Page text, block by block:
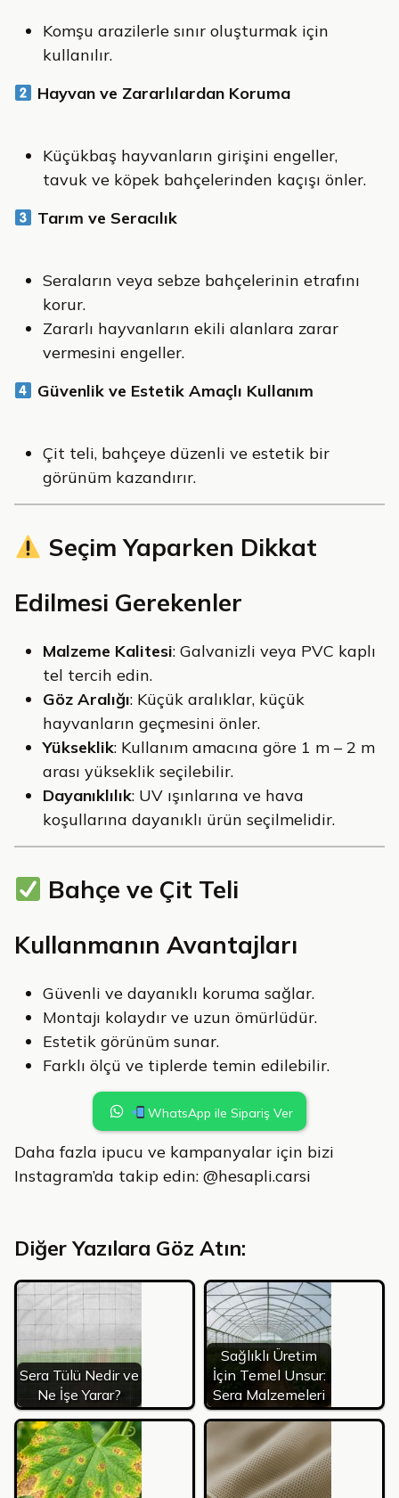
Komşu arazilerle sınır oluşturmak için
kullanılır.
Hayvan ve Zararlılardan Koruma
Küçükbaş hayvanların girişini engeller,
tavuk ve köpek bahçelerinden kaçışı önler.
Tarım ve Seracılık
Seraların veya sebze bahçelerinin etrafını
korur.
Zararlı hayvanların ekili alanlara zarar
vermesini engeller.
Güvenlik ve Estetik Amaçlı Kullanım
Çit teli, bahçeye düzenli ve estetik bir
görünüm kazandırır.
Seçim Yaparken Dikkat
Edilmesi Gerekenler
Malzeme Kalitesi: Galvanizli veya PVC kaplı
tel tercih edin.
Göz Aralığı: Küçük aralıklar, küçük
hayvanların geçmesini önler.
Yükseklik: Kullanım amacına göre 1 m – 2 m
arası yükseklik seçilebilir.
Dayanıklılık: UV ışınlarına ve hava
koşullarına dayanıklı ürün seçilmelidir.
Bahçe ve Çit Teli
Kullanmanın Avantajları
Güvenli ve dayanıklı koruma sağlar.
Montajı kolaydır ve uzun ömürlüdür.
Estetik görünüm sunar.
Farklı ölçü ve tiplerde temin edilebilir.
WhatsApp ile Sipariş Ver
Daha fazla ipucu ve kampanyalar için bizi
Instagram’da takip edin: @hesapli.carsi
Diğer Yazılara Göz Atın:
Sera Tülü Nedir ve
Ne İşe Yarar?
Sağlıklı Üretim
İçin Temel Unsur:
Sera Malzemeleri